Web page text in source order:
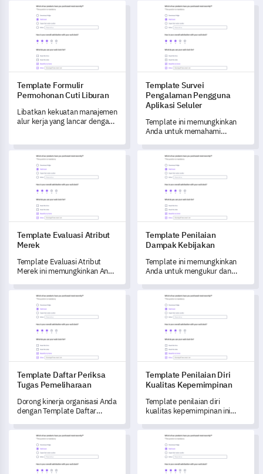
Template Formulir Permohonan Cuti Liburan
Template Formulir
Permohonan Cuti Liburan
Libatkan kekuatan manajemen
alur kerja yang lancar dengan
komprehensif ini.
Template Survei
Template Survei
Pengalaman Pengguna
Aplikasi Seluler
Template ini memungkinkan
Anda untuk memahami
aplikasi Anda secara
menyeluruh dan
mengidentifikasi area yang
perlu dioptimalkan.
Template Evaluasi Atribut Merek
Template Evaluasi Atribut
Merek
Template Evaluasi Atribut
Merek ini memungkinkan Anda
mengukur persepsi serta
pengalaman audiens Anda
dengan merek Anda.
Template Penilaian Dampak
Template Penilaian
Dampak Kebijakan
Template ini memungkinkan
Anda untuk mengukur dan
perubahan kebijakan dalam
organisasi Anda.
Template Daftar Periksa Tugas Pemeliharaan
Template Daftar Periksa
Tugas Pemeliharaan
Dorong kinerja organisasi Anda
dengan Template Daftar
untuk mengubah efektivitas
praktik rutin Anda.
Template Penilaian Diri
Template Penilaian Diri
Kualitas Kepemimpinan
Template penilaian diri
kualitas kepemimpinan ini
membuka pemahaman
mendalam tentang
keterampilan kepemimpinan
Anda dan mengidentifikasi
area untuk berkembang.
Template Survei Preferensi KonsumenTemplate Evaluasi Guru Tari